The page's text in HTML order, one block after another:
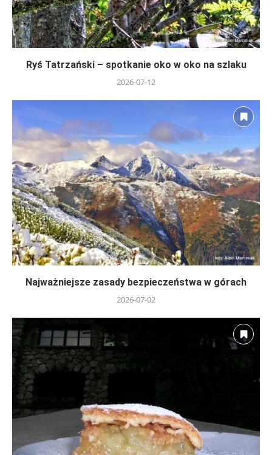
Ryś Tatrzański – spotkanie oko w oko na szlaku
2026-07-12
Najważniejsze zasady bezpieczeństwa w górach
2026-07-02